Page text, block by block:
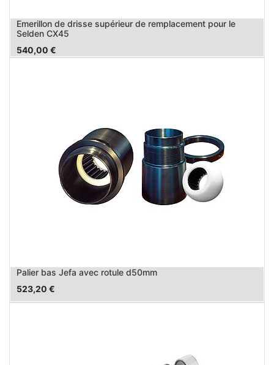
Emerillon de drisse supérieur de remplacement pour le
Selden CX45
540,00 €
Palier bas Jefa avec rotule d50mm
523,20 €